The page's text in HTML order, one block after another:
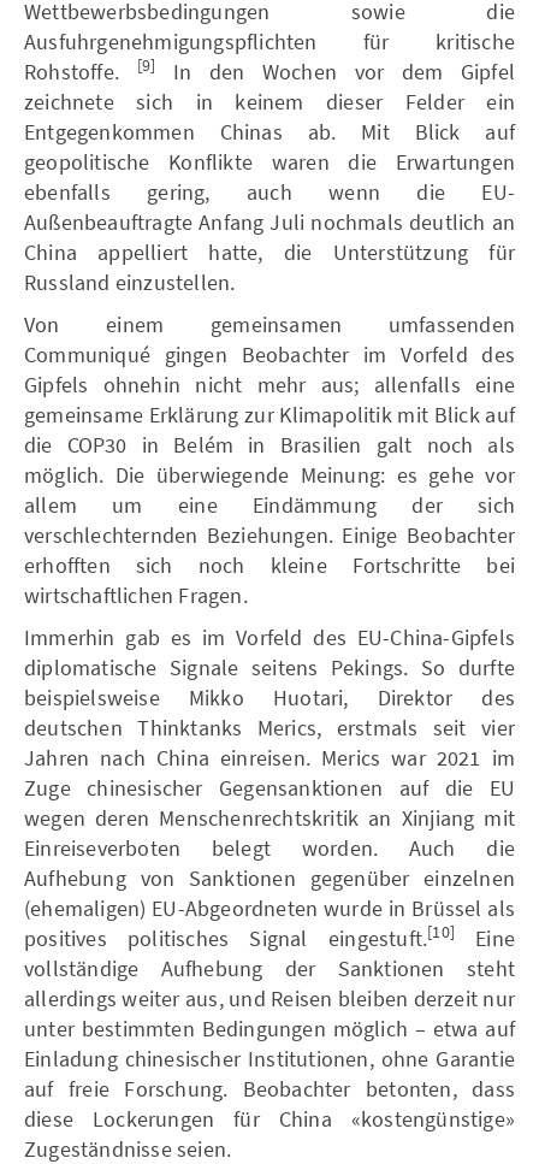
Wettbewerbsbedingungen sowie die
Ausfuhrgenehmigungspflichten für kritische
Rohstoffe.
[9]
In den Wochen vor dem Gipfel
zeichnete sich in keinem dieser Felder ein
Entgegenkommen Chinas ab. Mit Blick auf
geopolitische Konflikte waren die Erwartungen
ebenfalls gering, auch wenn die EU-
Außenbeauftragte Anfang Juli nochmals deutlich an
China appelliert hatte, die Unterstützung für
Russland einzustellen.
Von einem gemeinsamen umfassenden
Communiqué gingen Beobachter im Vorfeld des
Gipfels ohnehin nicht mehr aus; allenfalls eine
gemeinsame Erklärung zur Klimapolitik mit Blick auf
die COP30 in Belém in Brasilien galt noch als
möglich. Die überwiegende Meinung: es gehe vor
allem um eine Eindämmung der sich
verschlechternden Beziehungen. Einige Beobachter
erhofften sich noch kleine Fortschritte bei
wirtschaftlichen Fragen.
Immerhin gab es im Vorfeld des EU-China-Gipfels
diplomatische Signale seitens Pekings. So durfte
beispielsweise Mikko Huotari, Direktor des
deutschen Thinktanks Merics, erstmals seit vier
Jahren nach China einreisen. Merics war 2021 im
Zuge chinesischer Gegensanktionen auf die EU
wegen deren Menschenrechtskritik an Xinjiang mit
Einreiseverboten belegt worden. Auch die
Aufhebung von Sanktionen gegenüber einzelnen
(ehemaligen) EU-Abgeordneten wurde in Brüssel als
positives politisches Signal eingestuft.[10]
Eine
vollständige Aufhebung der Sanktionen steht
allerdings weiter aus, und Reisen bleiben derzeit nur
unter bestimmten Bedingungen möglich – etwa auf
Einladung chinesischer Institutionen, ohne Garantie
auf freie Forschung. Beobachter betonten, dass
diese Lockerungen für China «kostengünstige»
Zugeständnisse seien.